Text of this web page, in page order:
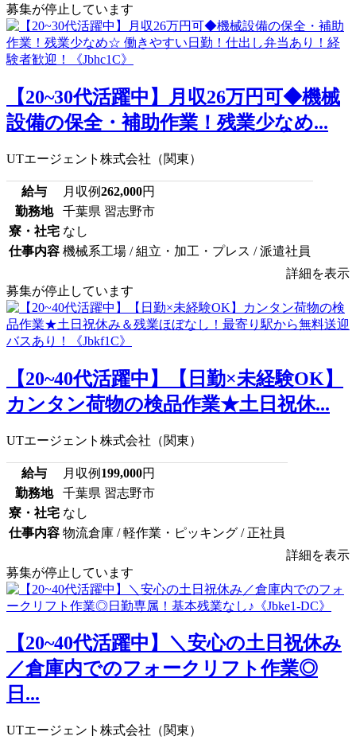
募集が停止しています
【20~30代活躍中】月収26万円可◆機械
設備の保全・補助作業！残業少なめ...
UTエージェント株式会社（関東）
給与 月収例262,000円
勤務地
千葉県 習志野市
寮・社宅 なし
仕事内容 機械系工場 / 組立・加工・プレス / 派遣社員
詳細を表示
募集が停止しています
【20~40代活躍中】【日勤×未経験OK】
カンタン荷物の検品作業★土日祝休...
UTエージェント株式会社（関東）
給与 月収例 199,000円
勤務地
千葉県 習志野市
寮・社宅 なし
仕事内容 物流倉庫 / 軽作業・ピッキング / 正社員
詳細を表示
募集が停止しています
【20~40代活躍中】＼安心の土日祝休み
／倉庫内でのフォークリフト作業◎
日...
UTエージェント株式会社（関東）